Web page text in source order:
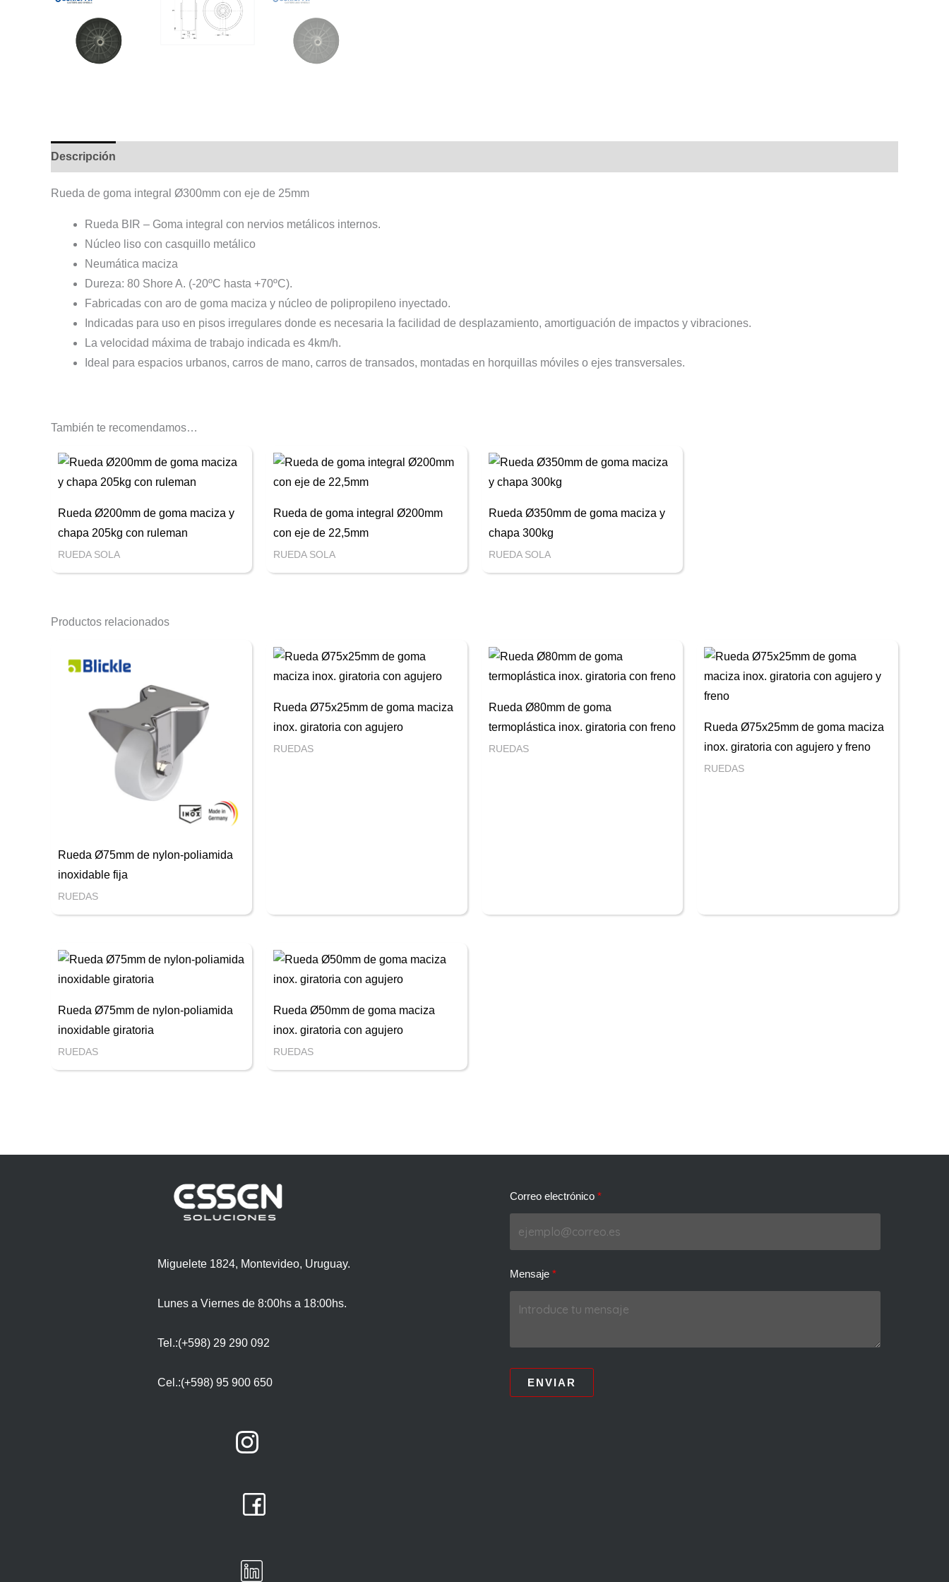
Descripción
Rueda de goma integral Ø300mm con eje de 25mm
Rueda BIR – Goma integral con nervios metálicos internos.
Núcleo liso con casquillo metálico
Neumática maciza
Dureza: 80 Shore A. (-20ºC hasta +70ºC).
Fabricadas con aro de goma maciza y núcleo de polipropileno inyectado.
Indicadas para uso en pisos irregulares donde es necesaria la facilidad de desplazamiento, amortiguación de impactos y vibraciones.
La velocidad máxima de trabajo indicada es 4km/h.
Ideal para espacios urbanos, carros de mano, carros de transados, montadas en horquillas móviles o ejes transversales.
También te recomendamos…
Rueda Ø200mm de goma maciza y
chapa 205kg con ruleman
RUEDA SOLA
Rueda de goma integral Ø200mm
con eje de 22,5mm
RUEDA SOLA
Rueda Ø350mm de goma maciza y
chapa 300kg
RUEDA SOLA
Productos relacionados
Rueda Ø75mm de nylon-poliamida
inoxidable fija
RUEDAS
Rueda Ø75x25mm de goma maciza
inox. giratoria con agujero
RUEDAS
Rueda Ø80mm de goma
termoplástica inox. giratoria con freno
RUEDAS
Rueda Ø75x25mm de goma maciza
inox. giratoria con agujero y freno
RUEDAS
Rueda Ø75mm de nylon-poliamida
inoxidable giratoria
RUEDAS
Rueda Ø50mm de goma maciza
inox. giratoria con agujero
RUEDAS
Miguelete 1824, Montevideo, Uruguay.
Lunes a Viernes de 8:00hs a 18:00hs.
Tel.:(+598) 29 290 092
Cel.:(+598) 95 900 650
Correo electrónico
Mensaje
ENVIAR